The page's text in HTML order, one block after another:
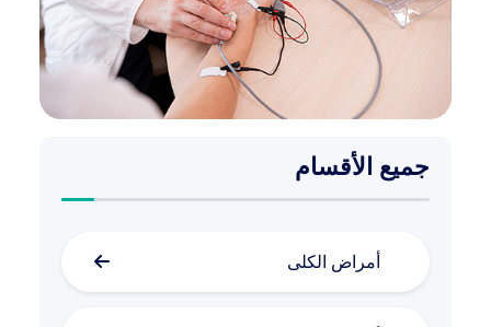
جميع الأقسام
أمراض الكلى